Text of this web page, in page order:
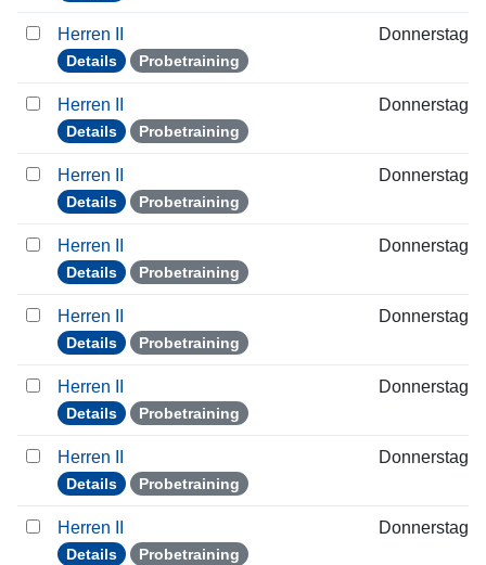
Herren II
Details Probetraining
Donnerstag
Herren II
Details Probetraining
Donnerstag
Herren II
Details Probetraining
Donnerstag
Herren II
Details Probetraining
Donnerstag
Herren II
Details Probetraining
Donnerstag
Herren II
Details Probetraining
Donnerstag
Herren II
Details Probetraining
Donnerstag
Herren II
Details Probetraining
Donnerstag